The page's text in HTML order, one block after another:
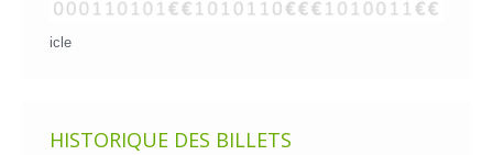
icle
HISTORIQUE DES BILLETS